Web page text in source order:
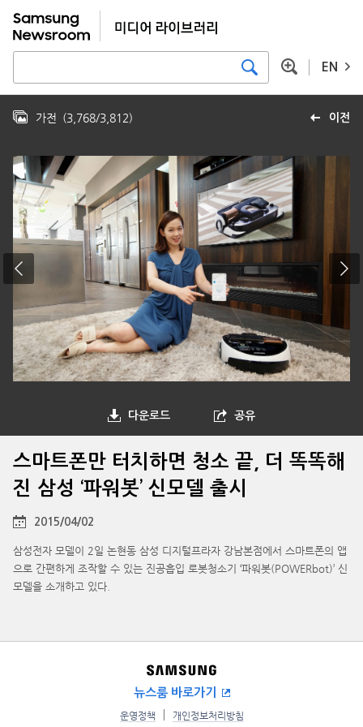
EN
이전
가전 (3,768/3,812)
다운로드 공유
스마트폰만 터치하면 청소 끝, 더 똑똑해
진 삼성 ‘파워봇’ 신모델 출시
2015/04/02
삼성전자 모델이 2일 논현동 삼성 디지털프라자 강남본점에서 스마트폰의 앱
으로 간편하게 조작할 수 있는 진공흡입 로봇청소기 ‘파워봇(POWERbot)’ 신
모델을 소개하고 있다.
뉴스룸 바로가기
운영정책 개인정보처리방침